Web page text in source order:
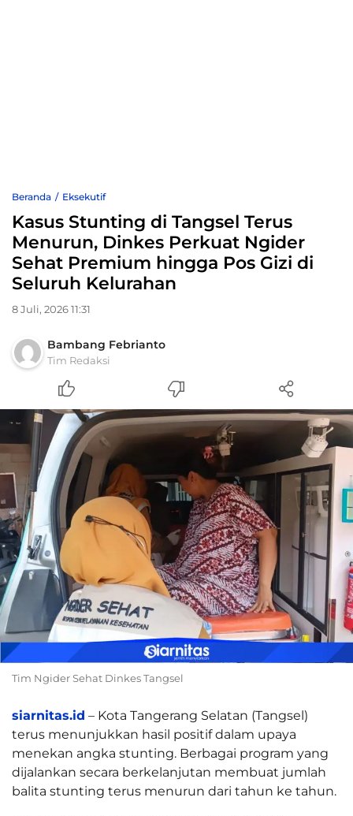
Beranda Eksekutif
Kasus Stunting di Tangsel Terus
Menurun, Dinkes Perkuat Ngider
Sehat Premium hingga Pos Gizi di
Seluruh Kelurahan
8 Juli, 2026 11:31
Bambang Febrianto
Tim Redaksi
Tim Ngider Sehat Dinkes Tangsel
siarnitas.id – Kota Tangerang Selatan (Tangsel)
terus menunjukkan hasil positif dalam upaya
menekan angka stunting. Berbagai program yang
dijalankan secara berkelanjutan membuat jumlah
balita stunting terus menurun dari tahun ke tahun.